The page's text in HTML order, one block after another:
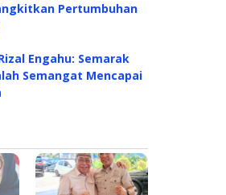
Pertumbuhan
Engahu: Semarak
Semangat Mencapai